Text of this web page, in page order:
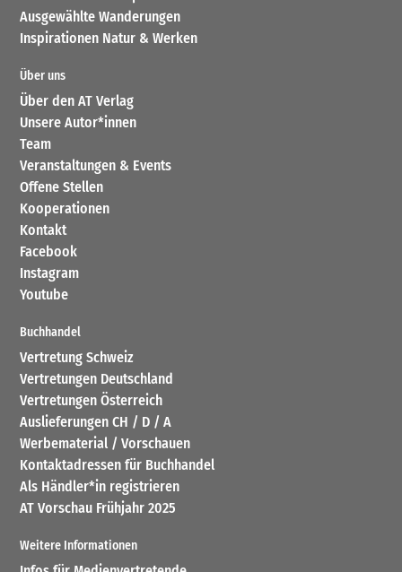
Ausgewählte Wanderungen
Inspirationen Natur & Werken
Über uns
Über den AT Verlag
Unsere Autor*innen
Team
Veranstaltungen & Events
Offene Stellen
Kooperationen
Kontakt
Facebook
Instagram
Youtube
Buchhandel
Vertretung Schweiz
Vertretungen Deutschland
Vertretungen Österreich
Auslieferungen CH / D / A
Werbematerial / Vorschauen
Kontaktadressen für Buchhandel
Als Händler*in registrieren
AT Vorschau Frühjahr 2025
Weitere Informationen